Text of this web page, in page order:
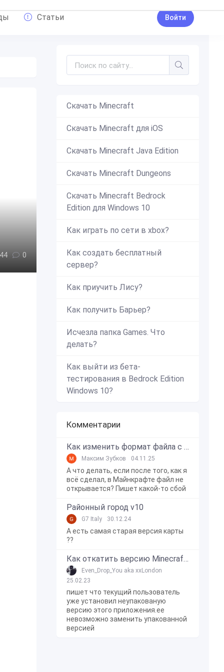
Статьи Войти
0
Скачать Minecraft
Скачать Minecraft для iOS
Скачать Minecraft Java Edition
Скачать Minecraft Dungeons
Скачать Minecraft Bedrock
Edition для Windows 10
Как играть по сети в xbox?
Как создать бесплатный
сервер?
Как приучить Лису?
Как получить Барьер?
Исчезла папка Games. Что
делать?
Как выйти из бета-
тестирования в Bedrock Edition
Windows 10?
Комментарии
Как изменить формат файла с zip в mcworld?
Максим Зубков 04.11.25
А что делать, если после того, как я
всё сделал, в Майнкрафте файл не
открывается? Пишет какой-то сбой
Районный город v10
G7 Italy 30.12.24
А есть самая старая версия карты
??
Как откатить версию Minecraft Bedrock Edition на Windows 10?
Even_Drop_You aka xxLondon
25.02.23
пишет что текущий пользователь
уже установил неупакованую
версию этого приложения.ее
невозможно заменить упакованной
версией